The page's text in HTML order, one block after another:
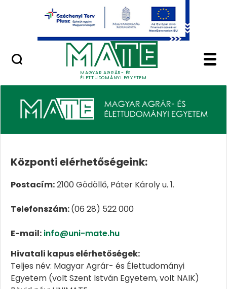
Ugrás a fő tartalomhoz
MAGYAR AGRÁR- ÉS
ÉLETTUDOMÁNYI EGYETEM
Minőségügy
KözpontiKapcsolat
Központi ​​​​​​​elérhetőségeink:
Postacím:2100 Gödöllő, Páter Károly u. 1.
Telefonszám:(06 28) 522 000
E-mail: info@uni-mate.hu
Hivatali kapus elérhetőségek:
​​​​​​​Teljes név: Magyar Agrár- és Élettudományi
Egyetem (volt Szent István Egyetem, volt NAIK)